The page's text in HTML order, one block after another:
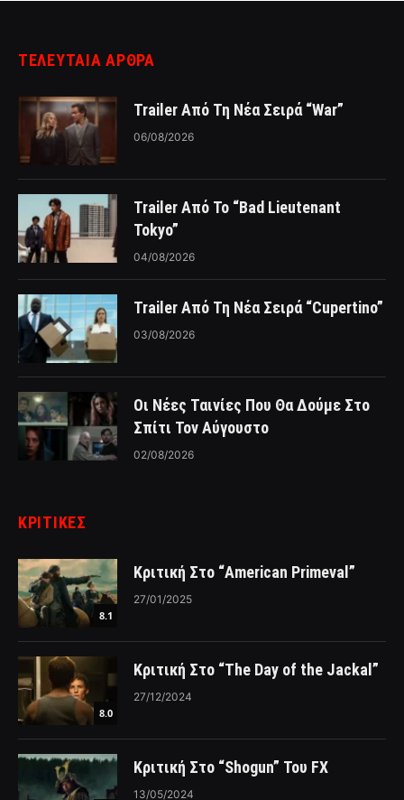
ΤΕΛΕΥΤΑΙΑ ΑΡΘΡΑ
Trailer Από Τη Νέα Σειρά “War”
06/08/2026
Trailer Από Το “Bad Lieutenant
Tokyo”
04/08/2026
Trailer Από Τη Νέα Σειρά “Cupertino”
03/08/2026
Οι Νέες Ταινίες Που Θα Δούμε Στο
Σπίτι Τον Αύγουστο
02/08/2026
ΚΡΙΤΙΚΈΣ
8.1
Κριτική Στο “American Primeval”
27/01/2025
8.0
Κριτική Στο “The Day of the Jackal”
27/12/2024
Κριτική Στο “Shogun” Του FX
13/05/2024